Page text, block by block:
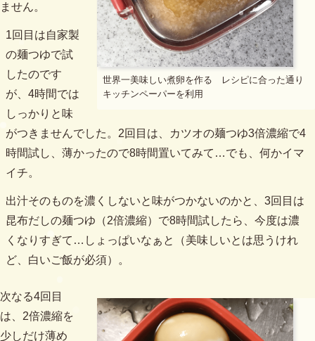
世界一美味しい煮卵を作る レシピに合った通り
キッチンペーパーを利用
ません。
1回目は自家製
の麺つゆで試
したのです
が、4時間では
しっかりと味
がつきませんでした。2回目は、カツオの麺つゆ3倍濃縮で4
時間試し、薄かったので8時間置いてみて…でも、何かイマ
イチ。
出汁そのものを濃くしないと味がつかないのかと、3回目は
昆布だしの麺つゆ（2倍濃縮）で8時間試したら、今度は濃
くなりすぎて…しょっぱいなぁと（美味しいとは思うけれ
ど、白いご飯が必須）。
次なる4回目
は、2倍濃縮を
少しだけ薄め